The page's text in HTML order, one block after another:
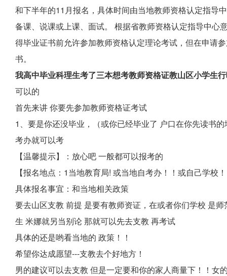
和下半年的11月报名，具体时间由当地教师资格认定指导
备课、说课或上课、面试。 根据省教师资格认定指导中心
得毕业证书前允许参加教师资格认定理论考试，但在申请
书。
我高中毕业科理生考了三本想考教师资格证教山区小学生
可以的
首先来讲 你要先参加教师资格证考试
1、要是你还没毕业，（或你已经毕业了 户口在你先读书
考办就可以考
【温馨提示】：放心吧 一般都可以报考的
【报名地点：1当地教育局! 或当地自考办！！或自己学校
具体报名事宜：和当地相关政策
要去山区支教 前提 是要有教师资证，在或者你们学校 是
生 米娜就另当别论 那就可以先去支教 再考试
具体的还是哟看当地的 政策！！
希望你达成愿望---支教去个好地方！
男的建议可以去支教 但是一定要和你的家人商量下！！女